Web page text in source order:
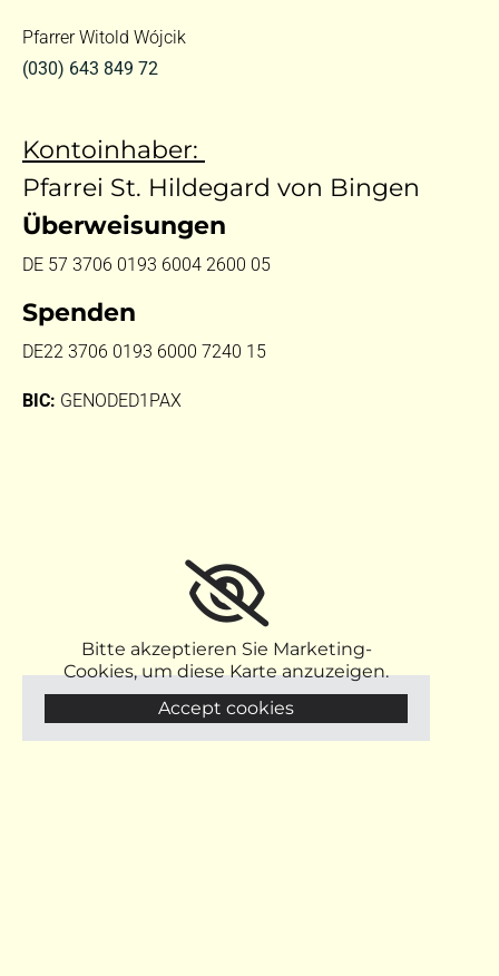
Pfarrer Witold Wójcik
(030) 643 849 72
Kontoinhaber:
Pfarrei St. Hildegard von Bingen
Überweisungen
DE 57 3706 0193 6004 2600 05
Spenden
DE22 3706 0193 6000 7240 15
BIC: GENODED1PAX
Bitte akzeptieren Sie Marketing-
Cookies, um diese Karte anzuzeigen.
Accept cookies